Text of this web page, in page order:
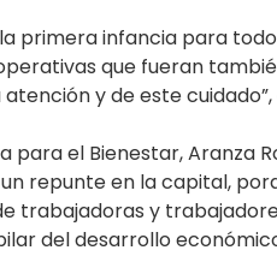
primera infancia para
que fueran
y de este cuidado”,
el Bienestar, Aranza
repunte en la capital,
trabajadoras y
del desarrollo